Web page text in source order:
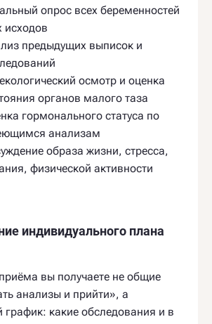
опрос всех беременностей
исходов
предыдущих выписок и
осмотр и оценка
органов малого таза
гормонального статуса по
анализам
образа жизни, стресса,
физической активности
индивидуального плана
вы получаете не общие
анализы и прийти», а
график: какие обследования и в